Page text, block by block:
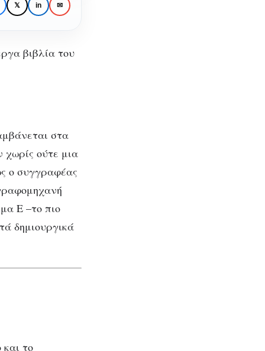
𝕏 in ✉
βιβλία του
στα
χωρίς ούτε μια
ο συγγραφέας
Ε –το πιο
δημιουργικά
το